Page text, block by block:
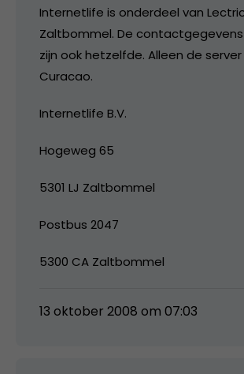
Internetlife is onderdeel van
Zaltbommel. De
zijn ook hetzelfde. Alleen de
Curacao.
Internetlife B.V.
Hogeweg 65
5301 LJ Zaltbommel
Postbus 2047
5300 CA Zaltbommel
13 oktober 2008 om 07:03